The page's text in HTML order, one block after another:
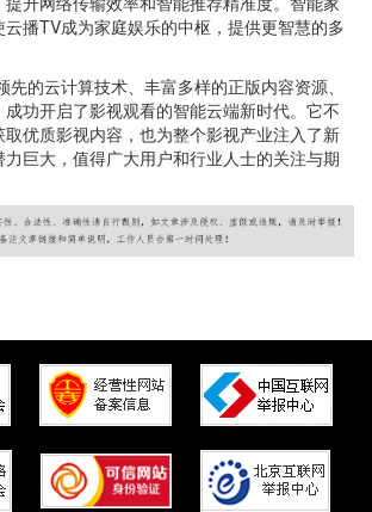
播TV成为家庭娱乐的中枢，提供更智慧的多
的云计算技术、丰富多样的正版内容资源、
功开启了影视观看的智能云端新时代。它不
优质影视内容，也为整个影视产业注入了新
巨大，值得广大用户和行业人士的关注与期